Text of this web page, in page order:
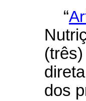
“
dos